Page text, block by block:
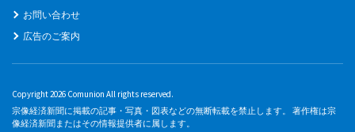
お問い合わせ
広告のご案内
Copyright 2026 Comunion All rights reserved.
宗像経済新聞に掲載の記事・写真・図表などの無断転載を禁止します。 著作権は宗
像経済新聞またはその情報提供者に属します。